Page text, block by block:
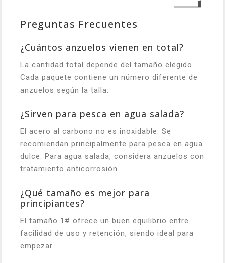
Preguntas Frecuentes
¿Cuántos anzuelos vienen en total?
La cantidad total depende del tamaño elegido.
Cada paquete contiene un número diferente de
anzuelos según la talla.
¿Sirven para pesca en agua salada?
El acero al carbono no es inoxidable. Se
recomiendan principalmente para pesca en agua
dulce. Para agua salada, considera anzuelos con
tratamiento anticorrosión.
¿Qué tamaño es mejor para
principiantes?
El tamaño 1# ofrece un buen equilibrio entre
facilidad de uso y retención, siendo ideal para
empezar.